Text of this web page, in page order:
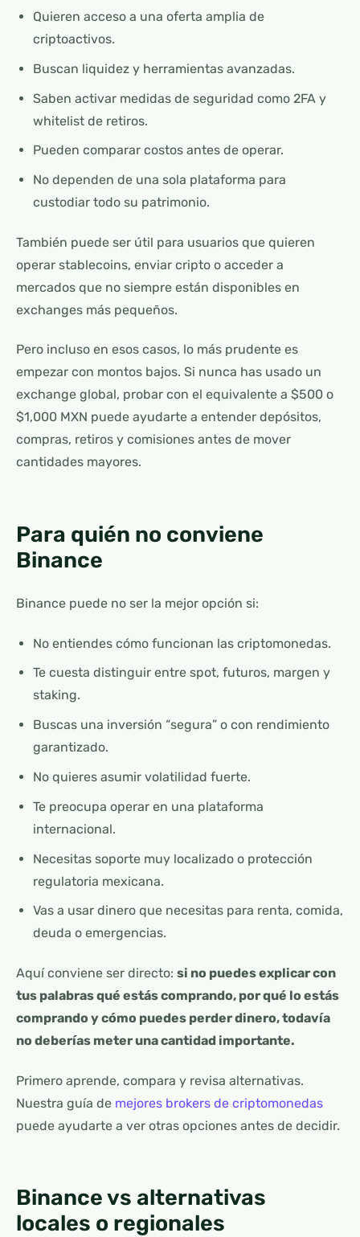
Quieren acceso a una oferta amplia de
criptoactivos.
Buscan liquidez y herramientas avanzadas.
Saben activar medidas de seguridad como 2FA y
whitelist de retiros.
Pueden comparar costos antes de operar.
No dependen de una sola plataforma para
custodiar todo su patrimonio.
También puede ser útil para usuarios que quieren
operar stablecoins, enviar cripto o acceder a
mercados que no siempre están disponibles en
exchanges más pequeños.
Pero incluso en esos casos, lo más prudente es
empezar con montos bajos. Si nunca has usado un
exchange global, probar con el equivalente a $500 o
$1,000 MXN puede ayudarte a entender depósitos,
compras, retiros y comisiones antes de mover
cantidades mayores.
Para quién no conviene
Binance
Binance puede no ser la mejor opción si:
No entiendes cómo funcionan las criptomonedas.
Te cuesta distinguir entre spot, futuros, margen y
staking.
Buscas una inversión “segura” o con rendimiento
garantizado.
No quieres asumir volatilidad fuerte.
Te preocupa operar en una plataforma
internacional.
Necesitas soporte muy localizado o protección
regulatoria mexicana.
Vas a usar dinero que necesitas para renta, comida,
deuda o emergencias.
Aquí conviene ser directo: si no puedes explicar con
tus palabras qué estás comprando, por qué lo estás
comprando y cómo puedes perder dinero, todavía
no deberías meter una cantidad importante.
Primero aprende, compara y revisa alternativas.
Nuestra guía de mejores brokers de criptomonedas
puede ayudarte a ver otras opciones antes de decidir.
Binance vs alternativas
locales o regionales